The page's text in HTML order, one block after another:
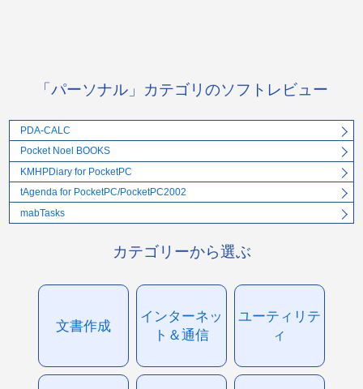
「パーソナル」カテゴリのソフトレビュー
PDA-CALC
Pocket Noel BOOKS
KMHPDiary for PocketPC
tAgenda for PocketPC/PocketPC2002
mabTasks
カテゴリーから選ぶ
文書作成
インターネッ
ト＆通信
ユーティリテ
ィ